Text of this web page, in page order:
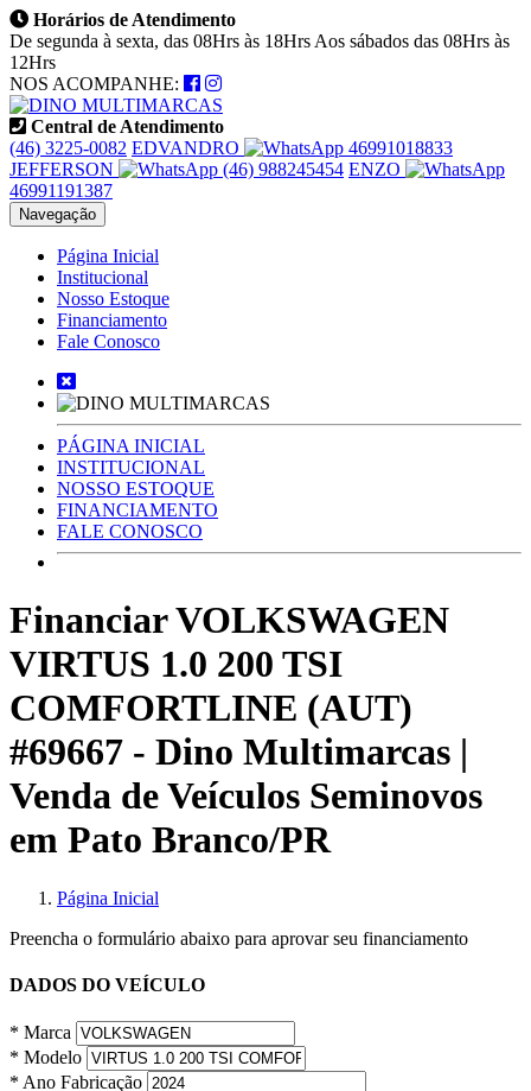
Horários de Atendimento
De segunda à sexta, das 08Hrs às 18Hrs Aos sábados das 08Hrs às
12Hrs
NOS ACOMPANHE:
Central de Atendimento
(46) 3225-0082 EDVANDRO
46991018833
JEFFERSON
(46) 988245454 ENZO
46991191387
Navegação
Página Inicial
Institucional
Nosso Estoque
Financiamento
Fale Conosco
PÁGINA INICIAL
INSTITUCIONAL
NOSSO ESTOQUE
FINANCIAMENTO
FALE CONOSCO
Financiar VOLKSWAGEN
VIRTUS 1.0 200 TSI
COMFORTLINE (AUT)
#69667 - Dino Multimarcas |
Venda de Veículos Seminovos
em Pato Branco/PR
Página Inicial
Preencha o formulário abaixo para aprovar seu financiamento
DADOS DO VEÍCULO
* Marca
* Modelo
* Ano Fabricação